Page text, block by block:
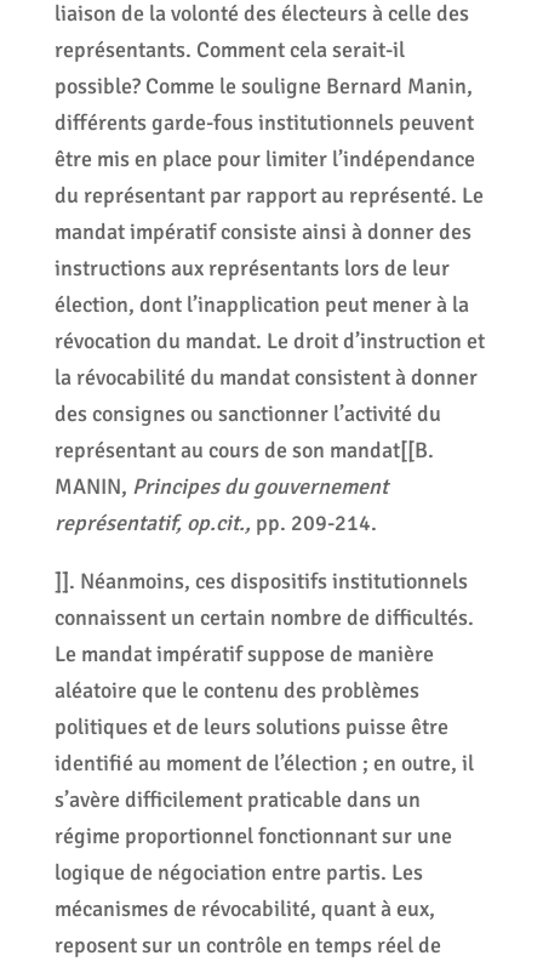
liaison de la volonté des électeurs à celle des
représentants. Comment cela serait-il
possible? Comme le souligne Bernard Manin,
différents garde-fous institutionnels peuvent
être mis en place pour limiter l’indépendance
du représentant par rapport au représenté. Le
mandat impératif consiste ainsi à donner des
instructions aux représentants lors de leur
élection, dont l’inapplication peut mener à la
révocation du mandat. Le droit d’instruction et
la révocabilité du mandat consistent à donner
des consignes ou sanctionner l’activité du
représentant au cours de son mandat[[B.
MANIN, Principes du gouvernement
représentatif, op.cit., pp. 209-214.
]]. Néanmoins, ces dispositifs institutionnels
connaissent un certain nombre de difficultés.
Le mandat impératif suppose de manière
aléatoire que le contenu des problèmes
politiques et de leurs solutions puisse être
identifié au moment de l’élection ; en outre, il
s’avère difficilement praticable dans un
régime proportionnel fonctionnant sur une
logique de négociation entre partis. Les
mécanismes de révocabilité, quant à eux,
reposent sur un contrôle en temps réel de